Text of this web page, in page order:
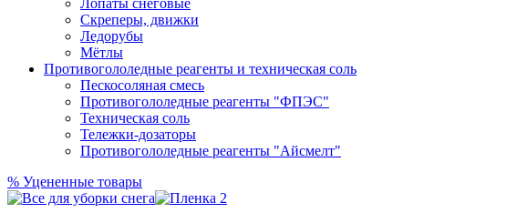
Лопаты снеговые
Скреперы, движки
Ледорубы
Мётлы
Противогололедные реагенты и техническая соль
Пескосоляная смесь
Противогололедные реагенты "ФПЭС"
Техническая соль
Тележки-дозаторы
Противогололедные реагенты "Айсмелт"
% Уцененные товары